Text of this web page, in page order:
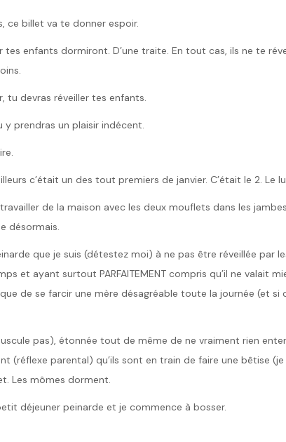
ce billet va te donner espoir.
tes enfants dormiront. D’une traite. En tout cas, ils ne te
tu devras réveiller tes enfants.
prendras un plaisir indécent.
c’était un des tout premiers de janvier. C’était le 2. Le
de la maison avec les deux mouflets dans les
désormais.
que je suis (détestez moi) à ne pas être réveillée par
et ayant surtout PARFAITEMENT compris qu’il ne valait
de se farcir une mère désagréable toute la journée (et si
pas), étonnée tout de même de ne vraiment rien
(réflexe parental) qu’ils sont en train de faire une bêtise
Les mômes dorment.
déjeuner peinarde et je commence à bosser.